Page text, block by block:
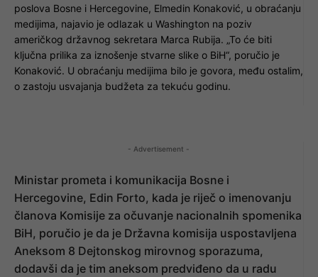
poslova Bosne i Hercegovine, Elmedin Konaković, u obraćanju
medijima, najavio je odlazak u Washington na poziv
američkog državnog sekretara Marca Rubija. „To će biti
ključna prilika za iznošenje stvarne slike o BiH“, poručio je
Konaković. U obraćanju medijima bilo je govora, među ostalim,
o zastoju usvajanja budžeta za tekuću godinu.
- Advertisement -
Ministar prometa i komunikacija Bosne i
Hercegovine, Edin Forto, kada je riječ o imenovanju
članova Komisije za očuvanje nacionalnih spomenika
BiH, poručio je da je Državna komisija uspostavljena
Aneksom 8 Dejtonskog mirovnog sporazuma,
dodavši da je tim aneksom predviđeno da u radu